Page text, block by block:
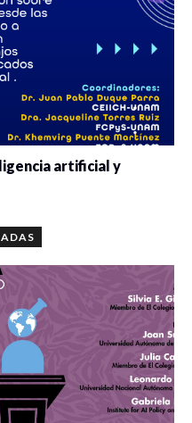
artificial y